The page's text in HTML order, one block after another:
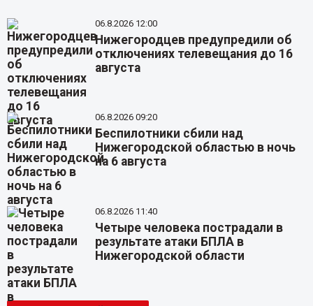
06.8.2026 12:00
Нижегородцев предупредили об
отключениях телевещания до 16
августа
06.8.2026 09:20
Беспилотники сбили над
Нижегородской областью в ночь
на 6 августа
06.8.2026 11:40
Четыре человека пострадали в
результате атаки БПЛА в
Нижегородской области